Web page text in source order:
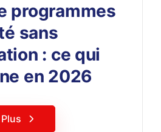
programmes
sans
: ce qui
en 2026